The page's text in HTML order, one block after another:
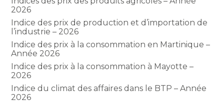
2026
Indice des prix de production et d’importation de
l’industrie – 2026
Indice des prix à la consommation en Martinique –
Année 2026
Indice des prix à la consommation à Mayotte –
2026
Indice du climat des affaires dans le BTP – Année
2026